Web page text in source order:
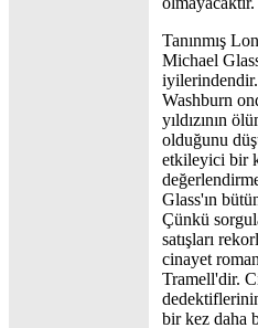
Tanınmış
Michael
Washburn
yıldızının
olduğunu
etkileyici bir
Glass'ın
Çünkü
satışları
cinayet
Tramell'dir.
bir kez daha